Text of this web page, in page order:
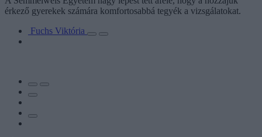
érkező gyerekek számára komfortosabbá tegyék a vizsgálatokat.
Fuchs Viktória